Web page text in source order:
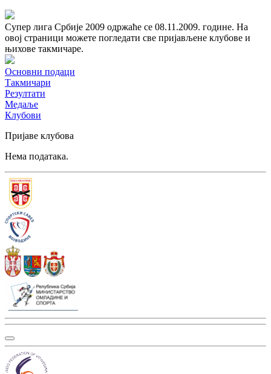
Супер лига Србије 2009 одржаће се 08.11.2009. године. На
овој страници можете погледати све пријављене клубове и
њихове такмичаре.
Основни подаци
Такмичари
Резултати
Медаље
Клубови
Пријаве клубова
Нема података.